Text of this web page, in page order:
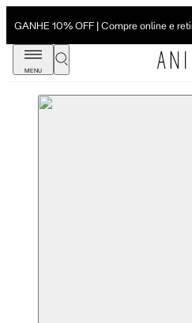
GANHE 10% OFF | Compre online e
MENU